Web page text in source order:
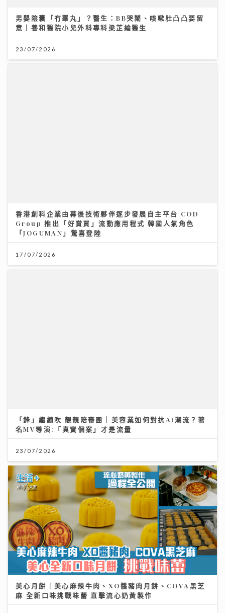
男嬰陰囊「冇睪丸」？醫生：BB哭鬧、咳嗽肚凸凸要留
意｜養和醫院小兒外科專科梁芷綸醫生
23/07/2026
香港創科企業由幕後技術夥伴逐步發展自主平台 COD
Group 推出「好賞買」流動應用程式 韓國人氣角色
「JOGUMAN」驚喜登陸
17/07/2026
「鋒」繼續吹 靚靚陪審團 | 美容業如何對抗AI潮流？著
名MV導演:「真實個案」才是流量
23/07/2026
美心月餅｜美心麻辣牛肉、XO醬豬肉月餅、COVA黑芝
麻 全新口味挑戰味蕾 直擊流心奶黃製作